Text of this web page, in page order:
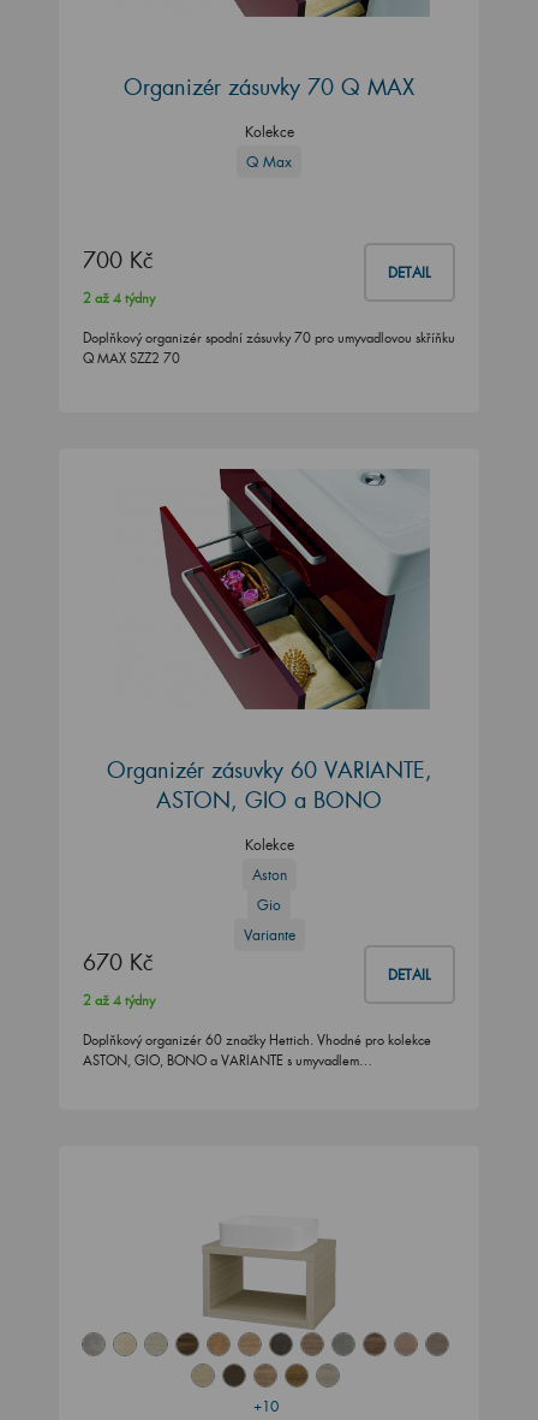
Organizér zásuvky 70 Q MAX
Kolekce
Q Max
700 Kč DETAIL
2 až 4 týdny
Doplňkový organizér spodní zásuvky 70 pro umyvadlovou skříňku
Q MAX SZZ2 70
Organizér zásuvky 60 VARIANTE,
ASTON, GIO a BONO
Kolekce
Aston
Gio
Variante
670 Kč DETAIL
2 až 4 týdny
Doplňkový organizér 60 značky Hettich. Vhodné pro kolekce
ASTON, GIO, BONO a VARIANTE s umyvadlem…
+10